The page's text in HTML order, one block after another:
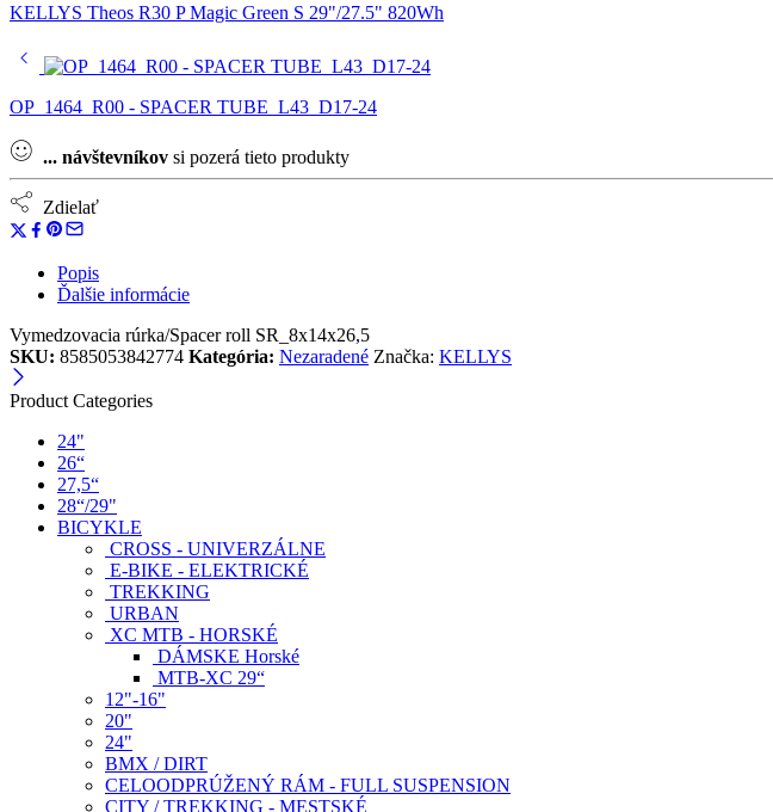
KELLYS Theos R30 P Magic Green S 29"/27.5" 820Wh
OP_1464_R00 - SPACER TUBE_L43_D17-24
... návštevníkov si pozerá tieto produkty
Zdielať
Popis
Ďalšie informácie
Vymedzovacia rúrka/Spacer roll SR_8x14x26,5
SKU: 8585053842774 Kategória: Nezaradené Značka: KELLYS
Product Categories
24"
26“
27,5“
28“/29"
BICYKLE
CROSS - UNIVERZÁLNE
E-BIKE - ELEKTRICKÉ
TREKKING
URBAN
XC MTB - HORSKÉ
DÁMSKE Horské
MTB-XC 29“
12"-16"
20"
24"
BMX / DIRT
CELOODPRÚŽENÝ RÁM - FULL SUSPENSION
CITY / TREKKING - MESTSKÉ